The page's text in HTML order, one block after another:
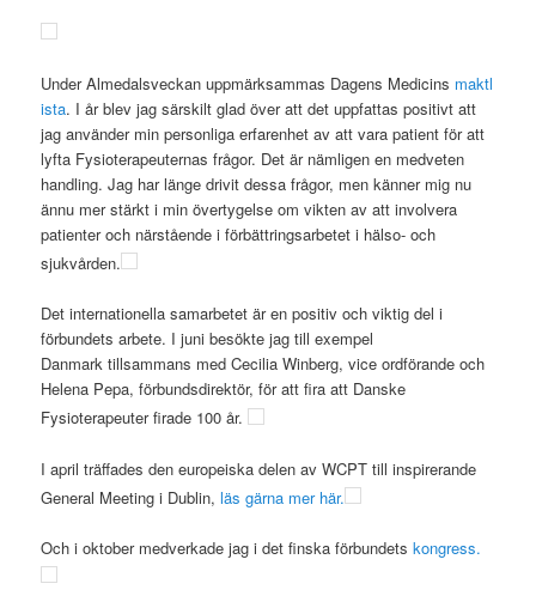
Under Almedalsveckan uppmärksammas Dagens Medicins maktl
ista. I år blev jag särskilt glad över att det uppfattas positivt att
jag använder min personliga erfarenhet av att vara patient för att
lyfta Fysioterapeuternas frågor. Det är nämligen en medveten
handling. Jag har länge drivit dessa frågor, men känner mig nu
ännu mer stärkt i min övertygelse om vikten av att involvera
patienter och närstående i förbättringsarbetet i hälso- och
sjukvården.
Det internationella samarbetet är en positiv och viktig del i
förbundets arbete. I juni besökte jag till exempel
Danmark tillsammans med Cecilia Winberg, vice ordförande och
Helena Pepa, förbundsdirektör, för att fira att Danske
Fysioterapeuter firade 100 år.
I april träffades den europeiska delen av WCPT till inspirerande
General Meeting i Dublin,läs gärna mer här.
Och i oktober medverkade jag i det finska förbundetskongress.